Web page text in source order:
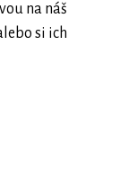
na náš
si ich